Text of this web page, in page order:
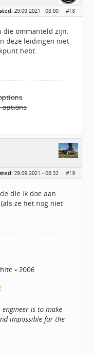
29.09.2021 - 08:00 · #18
die ommanteld zijn.
deze leidingen niet
hebt.
options
29.09.2021 - 08:32 · #19
die ik doe aan
ze het nog niet
- 2006
is to make
impossible for the